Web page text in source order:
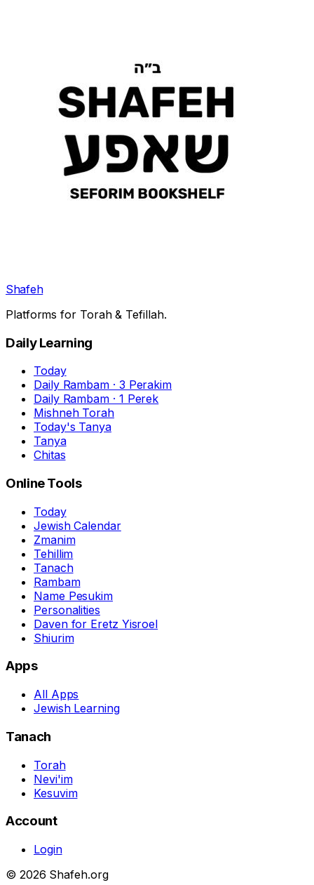
Shafeh
Platforms for Torah & Tefillah.
Daily Learning
Today
Daily Rambam · 3 Perakim
Daily Rambam · 1 Perek
Mishneh Torah
Today's Tanya
Tanya
Chitas
Online Tools
Today
Jewish Calendar
Zmanim
Tehillim
Tanach
Rambam
Name Pesukim
Personalities
Daven for Eretz Yisroel
Shiurim
Apps
All Apps
Jewish Learning
Tanach
Torah
Nevi'im
Kesuvim
Account
Login
© 2026 Shafeh.org